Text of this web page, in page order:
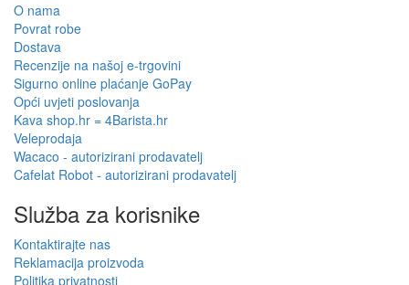
O nama
Povrat robe
Dostava
Recenzije na našoj e-trgovini
Sigurno online plaćanje GoPay
Opći uvjeti poslovanja
Kava shop.hr = 4Barista.hr
Veleprodaja
Wacaco - autorizirani prodavatelj
Cafelat Robot - autorizirani prodavatelj
Služba za korisnike
Kontaktirajte nas
Reklamacija proizvoda
Politika privatnosti